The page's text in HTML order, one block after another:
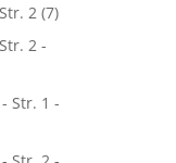
2 (7)
2 -
Str. 1 -